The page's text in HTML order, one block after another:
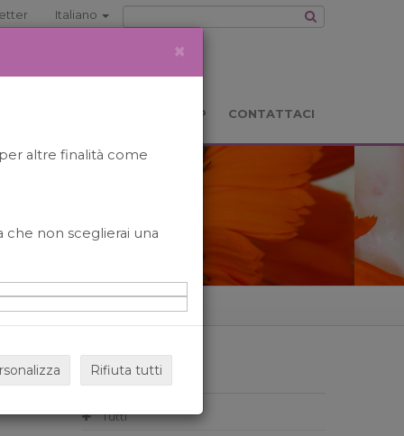
Italiano
BOOKSHOP CONTATTACI
ARCHIVIO
Tutti
×
altre finalità come
che non sceglierai una
Rifiuta tutti